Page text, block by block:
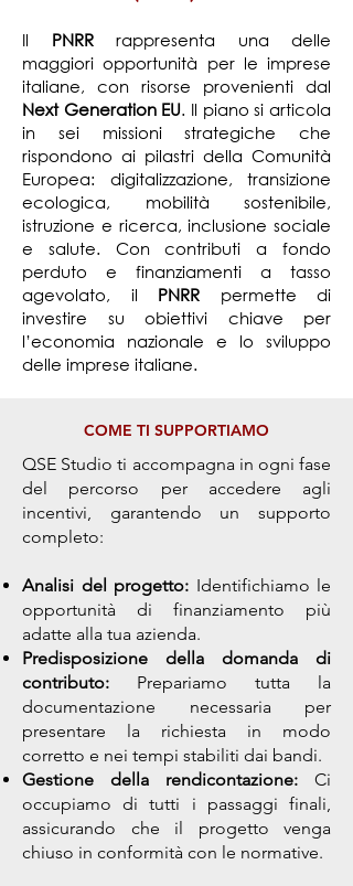
Il PNRR rappresenta una delle
maggiori opportunità per le imprese
italiane, con risorse provenienti dal
Next Generation EU. Il piano si articola
in sei missioni strategiche che
rispondono ai pilastri della Comunità
Europea: digitalizzazione, transizione
ecologica, mobilità sostenibile,
istruzione e ricerca, inclusione sociale
e salute. Con contributi a fondo
perduto e finanziamenti a tasso
agevolato, il PNRR permette di
investire su obiettivi chiave per
l’economia nazionale e lo sviluppo
delle imprese italiane.
COME TI SUPPORTIAMO
QSE Studio ti accompagna in ogni fase
del percorso per accedere agli
incentivi, garantendo un supporto
completo:
Analisi del progetto: Identifichiamo le
opportunità di finanziamento più
adatte alla tua azienda.
Predisposizione della domanda di
contributo: Prepariamo tutta la
documentazione necessaria per
presentare la richiesta in modo
corretto e nei tempi stabiliti dai bandi.
Gestione della rendicontazione: Ci
occupiamo di tutti i passaggi finali,
assicurando che il progetto venga
chiuso in conformità con le normative.